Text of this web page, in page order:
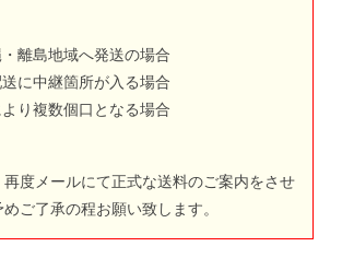
離島地域へ発送の場合
に中継箇所が入る場合
り複数個口となる場合
再度メールにて正式な送料のご案内をさせ
ご了承の程お願い致します。